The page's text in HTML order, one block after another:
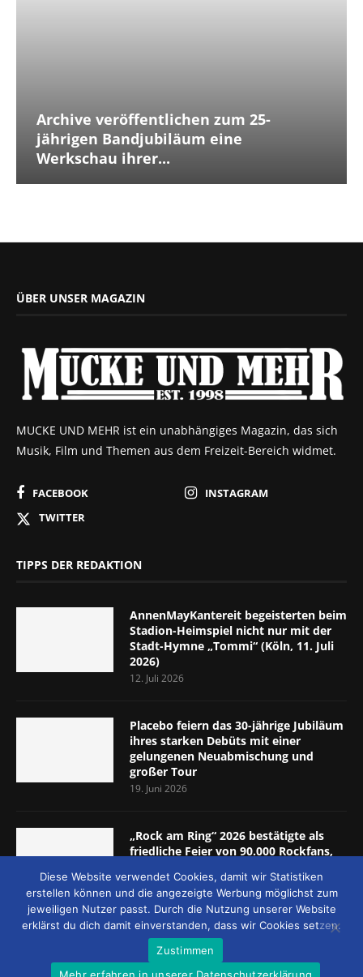
Archive veröffentlichen zum 25-
jährigen Bandjubiläum eine
Werkschau ihrer...
ÜBER UNSER MAGAZIN
MUCKE UND MEHR ist ein unabhängiges Magazin, das sich
Musik, Film und Themen aus dem Freizeit-Bereich widmet.
FACEBOOK
INSTAGRAM
TWITTER
TIPPS DER REDAKTION
AnnenMayKantereit begeisterten beim
Stadion-Heimspiel nicht nur mit der
Stadt-Hymne „Tommi“ (Köln, 11. Juli
2026)
12. Juli 2026
Placebo feiern das 30-jährige Jubiläum
ihres starken Debüts mit einer
gelungenen Neuabmischung und
großer Tour
19. Juni 2026
„Rock am Ring“ 2026 bestätigte als
friedliche Feier von 90.000 Rockfans,
5.-7. Juni 2026)
8. Juni 2026
Diese Website verwendet Cookies, damit wir Statistiken
erstellen können und die angezeigte Werbung möglichst zum
jeweiligen Nutzer passt. Durch die Nutzung unserer Website
erklärst du dich damit einverstanden, dass wir Cookies setzen.
Zustimmen
Mehr erfahren in unserer Datenschutzerklärung